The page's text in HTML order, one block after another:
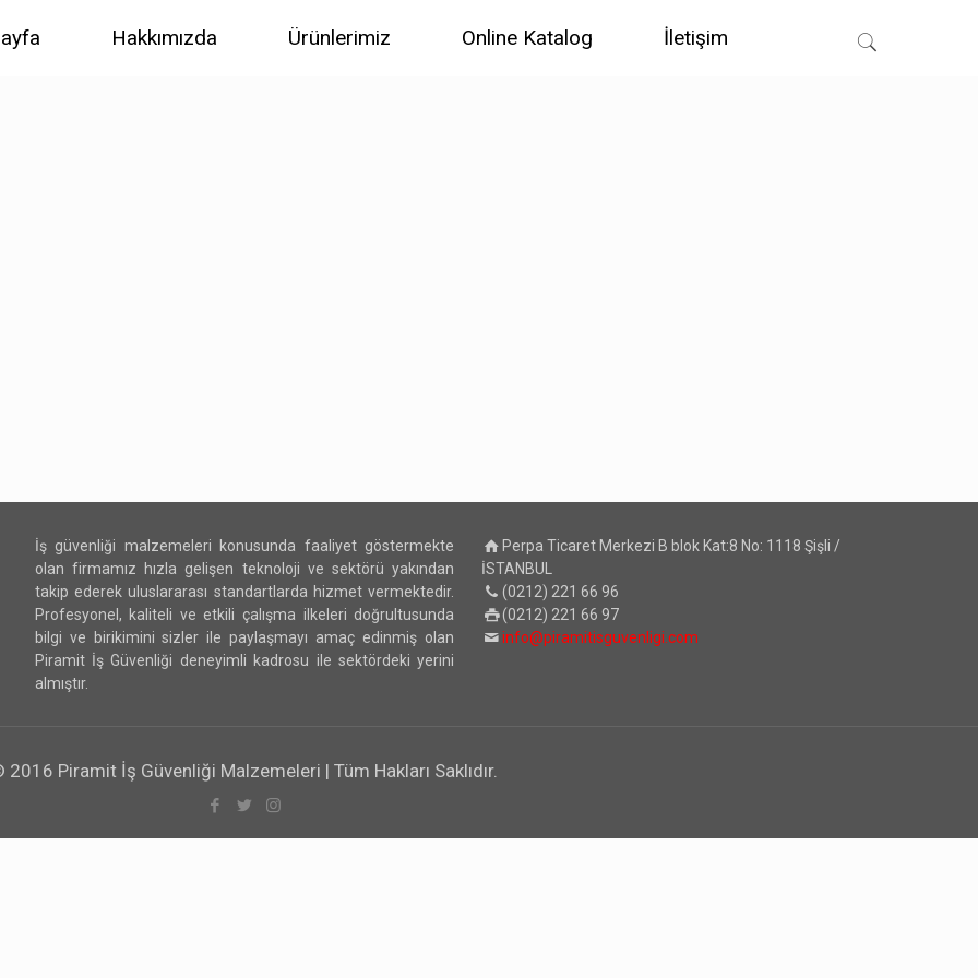
Hakkımızda Ürünlerimiz Online Katalog İletişim
İş güvenliği malzemeleri konusunda faaliyet göstermekte
olan firmamız hızla gelişen teknoloji ve sektörü yakından
takip ederek uluslararası standartlarda hizmet vermektedir.
Profesyonel, kaliteli ve etkili çalışma ilkeleri doğrultusunda
bilgi ve birikimini sizler ile paylaşmayı amaç edinmiş olan
Piramit İş Güvenliği deneyimli kadrosu ile sektördeki yerini
almıştır.
Perpa Ticaret Merkezi B blok Kat:8 No: 1118 Şişli /
İSTANBUL
(0212) 221 66 96
(0212) 221 66 97
info@piramitisguvenligi.com
2016 Piramit İş Güvenliği Malzemeleri | Tüm Hakları Saklıdır.